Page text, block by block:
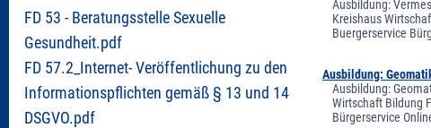
FD 53 - Beratungsstelle Sexuelle
Gesundheit.pdf
FD 57.2_Internet- Veröffentlichung zu den
Informationspflichten gemäß § 13 und 14
DSGVO.pdf
Ausbildung:
Kreishaus
Buergerservice
Ausbildung:
Ausbildung:
Wirtschaft Bildung
Bürgerservice